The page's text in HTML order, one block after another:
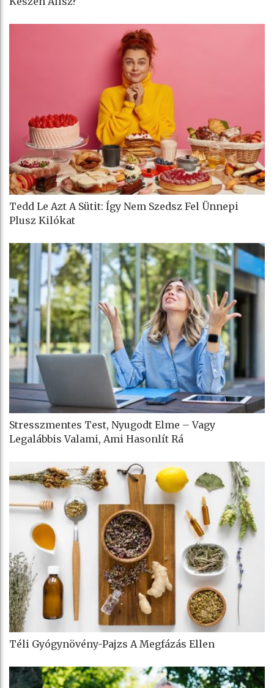
Tedd Le Azt A Sütit: Így Nem Szedsz Fel Ünnepi
Plusz Kilókat
Stresszmentes Test, Nyugodt Elme – Vagy
Legalábbis Valami, Ami Hasonlít Rá
Téli Gyógynövény-Pajzs A Megfázás Ellen